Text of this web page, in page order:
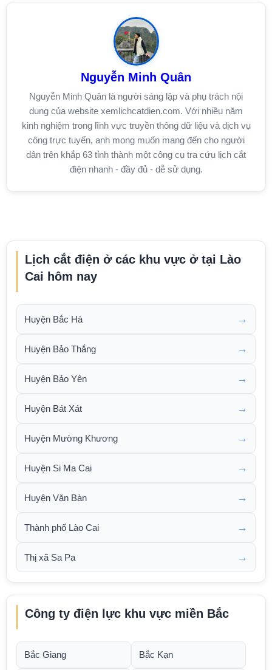
Nguyễn Minh Quân
Nguyễn Minh Quân là người sáng lập và phụ trách nội
dung của website xemlichcatdien.com. Với nhiều năm
kinh nghiệm trong lĩnh vực truyền thông dữ liệu và dịch vụ
công trực tuyến, anh mong muốn mang đến cho người
dân trên khắp 63 tỉnh thành một công cụ tra cứu lịch cắt
điện nhanh - đầy đủ - dễ sử dụng.
Lịch cắt điện ở các khu vực ở tại Lào
Cai hôm nay
Huyện Bắc Hà →
Huyện Bảo Thắng →
Huyện Bảo Yên →
Huyện Bát Xát →
Huyện Mường Khương →
Huyện Si Ma Cai →
Huyện Văn Bàn →
Thành phố Lào Cai →
Thị xã Sa Pa →
Công ty điện lực khu vực miền Bắc
Bắc Giang Bắc Kạn